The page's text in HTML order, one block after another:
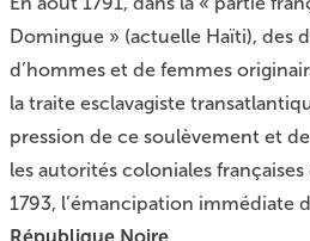
Domingue » (actuelle Haïti), des
d’hommes et de femmes
la traite esclavagiste
pression de ce soulèvement et
les autorités coloniales
1793, l’émancipation immédiate